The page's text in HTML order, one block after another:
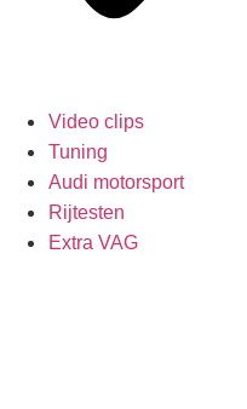
Video clips
Tuning
Audi motorsport
Rijtesten
Extra VAG